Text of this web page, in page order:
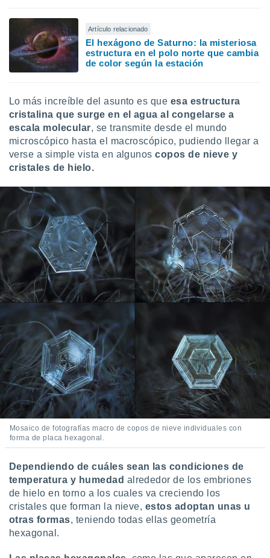
Artículo relacionado
El hexágono de Saturno: la misteriosa
estructura en el polo norte que cambia
de color según la estación
Lo más increíble del asunto es que esa estructura
cristalina que surge en el agua al congelarse a
escala molecular, se transmite desde el mundo
microscópico hasta el macroscópico, pudiendo llegar a
verse a simple vista en algunoscopos de nieve y
cristales de hielo.
Mosaico de fotografías macro de copos de nieve individuales con
forma de placa hexagonal.
Dependiendo de cuáles sean las condiciones de
temperatura y humedad alrededor de los embriones
de hielo en torno a los cuales va creciendo los
cristales que forman la nieve, estos adoptan unas u
otras formas, teniendo todas ellas geometría
hexagonal.